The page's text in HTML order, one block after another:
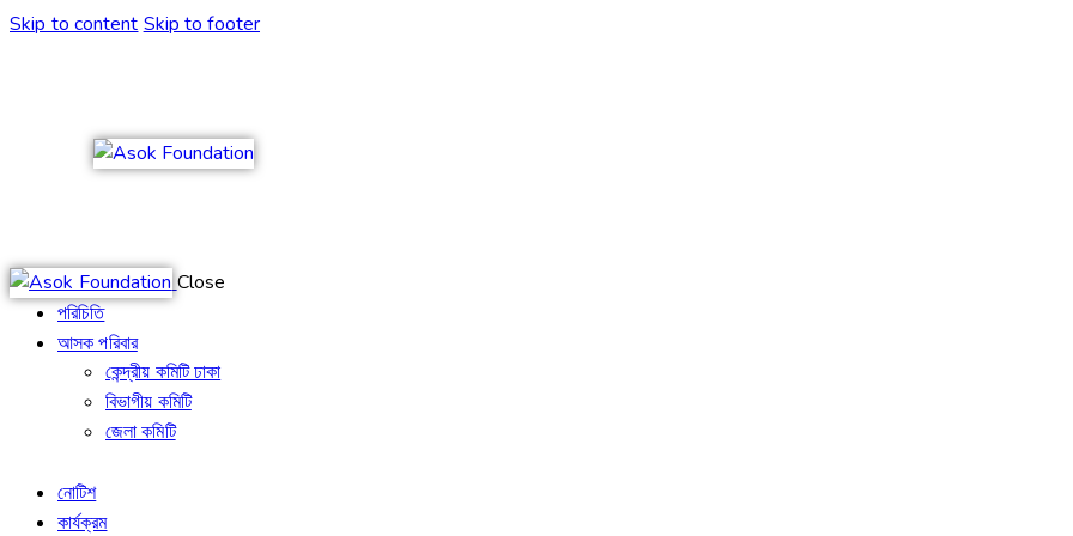
Skip to content Skip to footer
Close
পরিচিতি
আসক পরিবার
কেন্দ্রীয় কমিটি ঢাকা
বিভাগীয় কমিটি
জেলা কমিটি
নোটিশ
কার্যক্রম